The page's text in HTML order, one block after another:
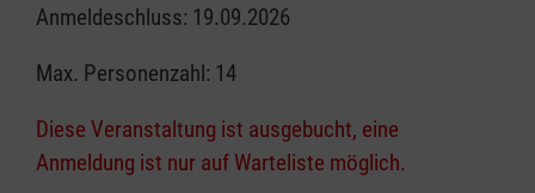
Anmeldeschluss: 19.09.2026
Max. Personenzahl: 14
Diese Veranstaltung ist ausgebucht, eine
Anmeldung ist nur auf Warteliste möglich.